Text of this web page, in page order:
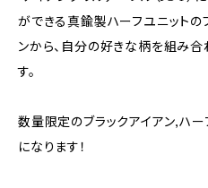
ができる真鍮製ハーフユニットの
ンから、自分の好きな柄を組み
す。
数量限定のブラックアイアン,ハー
になります！